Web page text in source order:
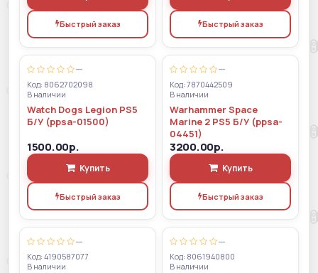
Быстрый заказ Быстрый заказ
—
Код: 8062702098
В наличии
Watch Dogs Legion PS5
Б/У (ppsa-01500)
1500.00р.
Купить
Быстрый заказ
—
Код: 7870442509
В наличии
Warhammer Space
Marine 2 PS5 Б/У (ppsa-
04451)
3200.00р.
Купить
Быстрый заказ
—
Код: 4190587077
В наличии
—
Код: 8061940800
В наличии